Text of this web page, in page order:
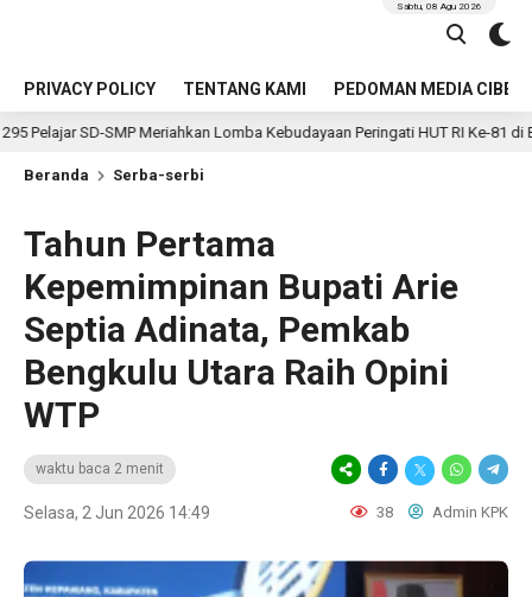
PRIVACY POLICY TENTANG KAMI PEDOMAN MEDIA CIBER
Sabtu, 08 Agu 2026
Meriahkan Lomba Kebudayaan Peringati HUT RI Ke-81 di Bengkulu Selatan
Beranda Serba-serbi
Tahun Pertama
Kepemimpinan Bupati Arie
Septia Adinata, Pemkab
Bengkulu Utara Raih Opini
WTP
waktu baca 2 menit
Selasa, 2 Jun 2026 14:49 38 Admin KPK